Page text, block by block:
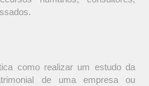
como realizar um estudo da
de uma empresa ou